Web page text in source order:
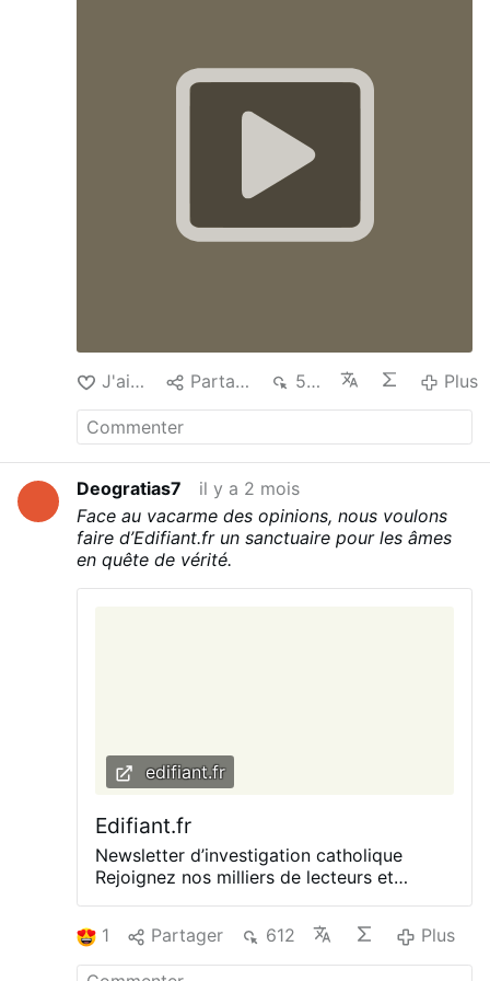
Magnifica Humanitas du pape Léon XIV.
Chaque jour, recevez un extrait du texte, à
lire, avec une version audio pour ceux qui
le souhaitent, accompagné d'une prière
pour entrer plus profondément dans
l'espérance chrétienne. Un parcours
spirituel pour nourrir sa foi, méditer
l'Évangile et accueillir l'appel de Dieu dans
notre vie quotidienne.
J'aime Partager 589 Plus
Deogratias7
il y a 2 mois
Face au vacarme des opinions, nous voulons
faire d’Edifiant.fr un sanctuaire pour les âmes
en quête de vérité.
edifiant.fr
Edifiant.fr
Newsletter d’investigation catholique
Rejoignez nos milliers de lecteurs et
↷ Recevez gratuitement notre livret Une
question à la foi La vérité est une exigence
| dont dépend votre vie. Poursuivez-la
1 Partager 612 Plus